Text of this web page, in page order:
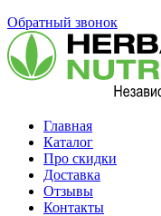
Обратный звонок
Главная
Каталог
Про скидки
Доставка
Отзывы
Контакты